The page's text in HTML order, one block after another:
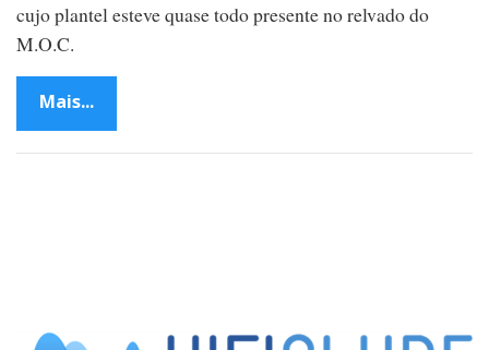
cujo plantel esteve quase todo presente no relvado do
M.O.C.
Mais...